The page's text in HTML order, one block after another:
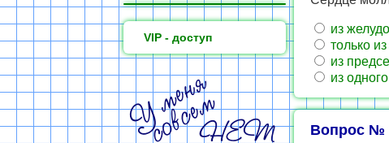
VIP - доступ
из
только
из
из
Вопрос №